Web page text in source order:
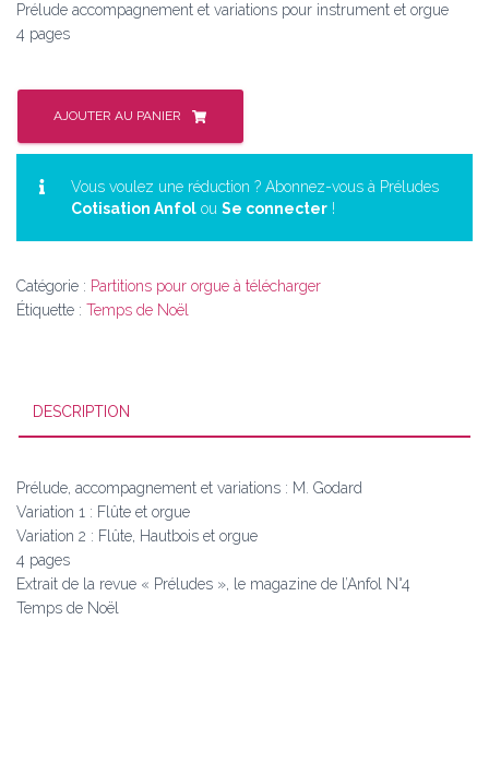
Prélude accompagnement et variations pour instrument et orgue
4 pages
quantité
Douce
(F170)
AJOUTER AU PANIER
Vous voulez une réduction ? Abonnez-vous à Préludes
Cotisation Anfol ou Se connecter !
Catégorie : Partitions pour orgue à télécharger
Étiquette : Temps de Noël
DESCRIPTION
Prélude, accompagnement et variations : M. Godard
Variation 1 : Flûte et orgue
Variation 2 : Flûte, Hautbois et orgue
4 pages
Extrait de la revue « Préludes », le magazine de l’Anfol N°4
Temps de Noël